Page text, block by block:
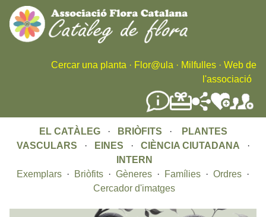
Skip
to
main
content
Cercar una planta · Flor@ula · Milfulles · Web de
l'associació
EL CATÀLEG· BRIÒFITS ·
PLANTES
VASCULARS · EINES · CIÈNCIA CIUTADANA ·
INTERN
Exemplars · Briòfits · Gèneres · Famílies · Ordres ·
Cercador d'imatges